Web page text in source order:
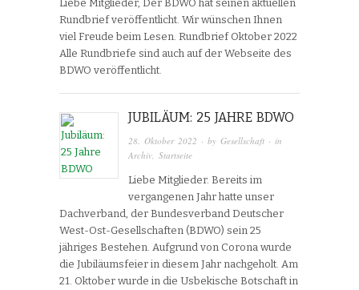
Liebe Mitglieder, Der BDWO hat seinen aktuellen
Rundbrief veröffentlicht. Wir wünschen Ihnen
viel Freude beim Lesen. Rundbrief Oktober 2022
Alle Rundbriefe sind auch auf der Webseite des
BDWO veröffentlicht.
JUBILÄUM: 25 JAHRE BDWO
28. Oktober 2022 · byGesellschaft · in
Archiv ,Startseite
Liebe Mitglieder. Bereits im
vergangenen Jahr hatte unser
Dachverband, der Bundesverband Deutscher
West-Ost-Gesellschaften (BDWO) sein 25
jähriges Bestehen. Aufgrund von Corona wurde
die Jubiläumsfeier in diesem Jahr nachgeholt. Am
21. Oktober wurde in die Usbekische Botschaft in